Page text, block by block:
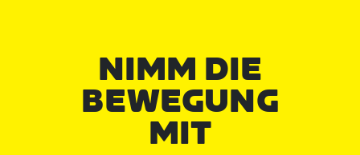
NIMM DIE
BEWEGUNG
MIT